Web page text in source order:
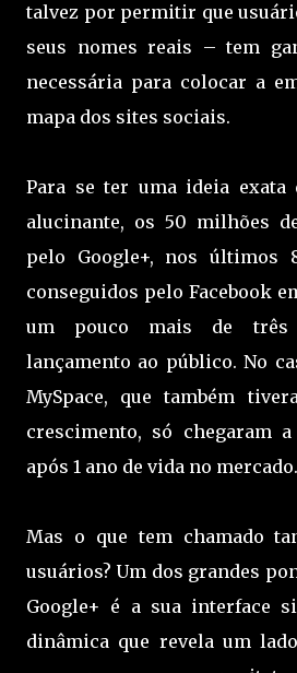
talvez por permitir que
seus nomes reais – tem
necessária para colocar a
mapa dos sites sociais.
Para se ter uma ideia exata
alucinante, os 50 milhões
pelo Google+, nos últimos
conseguidos pelo Facebook
um pouco mais de três
lançamento ao público. No
MySpace, que também
crescimento, só chegaram
após 1 ano de vida no mercado.
Mas o que tem chamado
usuários? Um dos grandes
Google+ é a sua interface
dinâmica que revela um